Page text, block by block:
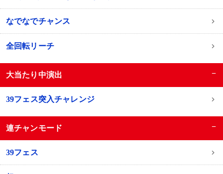
なでなでチャンス
全回転リーチ
大当たり中演出 −
39フェス突入チャレンジ
連チャンモード −
39フェス